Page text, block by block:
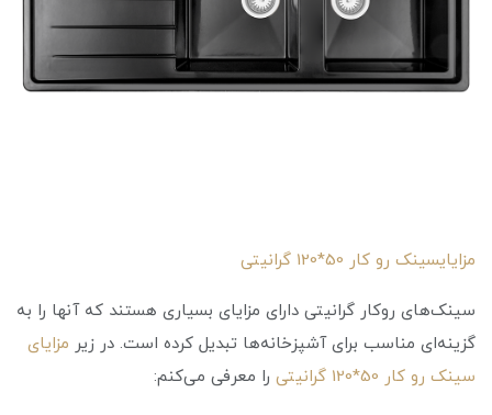
مزایایسینک رو کار 50*120 گرانیتی
سینک‌های روکار گرانیتی دارای مزایای بسیاری هستند که آنها را به
گزینه‌ای مناسب برای آشپزخانه‌ها تبدیل کرده است. در زیر مزایای
سینک رو کار 50*120 گرانیتی
را معرفی می‌کنم: